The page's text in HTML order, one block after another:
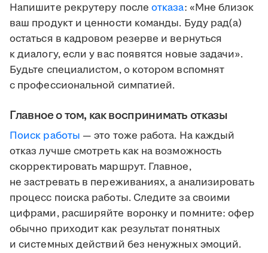
Напишите рекрутеру послеотказа: «Мне близок
ваш продукт и ценности команды. Буду рад(а)
остаться в кадровом резерве и вернуться
к диалогу, если у вас появятся новые задачи».
Будьте специалистом, о котором вспомнят
с профессиональной симпатией.
Главное о том, как воспринимать отказы
Поиск работы — это тоже работа. На каждый
отказ лучше смотреть как на возможность
скорректировать маршрут. Главное,
не застревать в переживаниях, а анализировать
процесс поиска работы. Следите за своими
цифрами, расширяйте воронку и помните: офер
обычно приходит как результат понятных
и системных действий без ненужных эмоций.